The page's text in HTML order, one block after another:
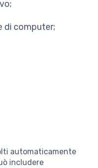
di computer;
automaticamente
includere